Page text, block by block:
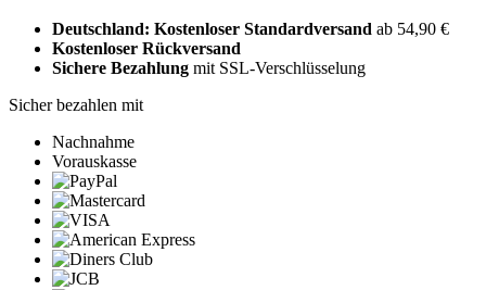
Deutschland: Kostenloser Standardversand ab 54,90 €
Kostenloser Rückversand
Sichere Bezahlung mit SSL-Verschlüsselung
Sicher bezahlen mit
Nachnahme
Vorauskasse